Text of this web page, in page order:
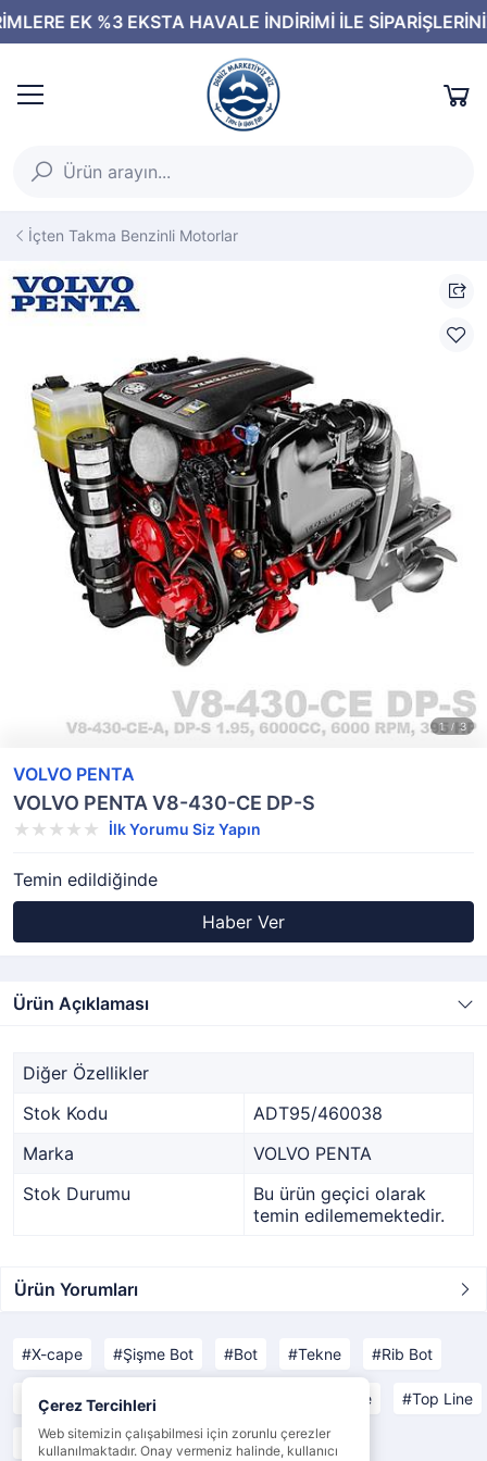
İçten Takma Benzinli Motorlar
VOLVO PENTA
VOLVO PENTA V8-430-CE DP-S
İlk Yorumu Siz Yapın
Temin edildiğinde
Haber Ver
Ürün Açıklaması
Diğer Özellikler
Stok Kodu
ADT95/460038
Marka
VOLVO PENTA
Stok Durumu
Bu ürün geçici olarak
temin edilememektedir.
Ürün Yorumları
X-cape Şişme Bot Bot Tekne Rib Bot
Open Line Yachting Line Comfort Line Top Line
Yat Malzemeleri Tekne Malzemeleri
Çerez Tercihleri
Web sitemizin çalışabilmesi için zorunlu çerezler
kullanılmaktadır. Onay vermeniz halinde, kullanıcı